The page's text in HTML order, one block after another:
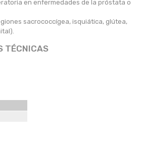
en enfermedades de la próstata o
sacrococcígea, isquiática, glútea,
TÉCNICAS